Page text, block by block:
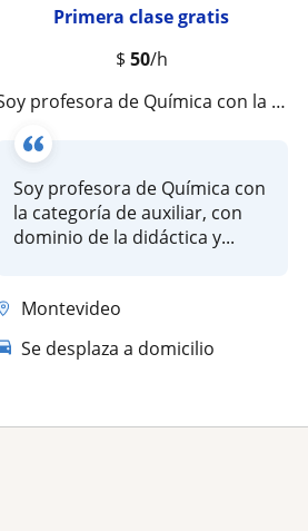
Primera clase gratis
$ 50/h
Soy profesora de Química con la categoría de auxiliar, con dominio de la didáctica y la medodología para impartir esta asignatura
Soy profesora de Química con
la categoría de auxiliar, con
dominio de la didáctica y...
Montevideo
Se desplaza a domicilio